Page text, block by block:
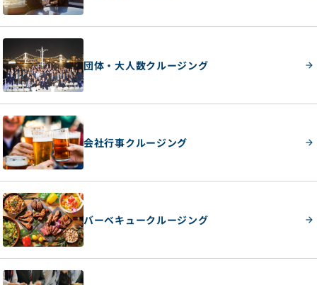
団体・大人数クルージング
会社行事クルージング
バーベキュークルージング